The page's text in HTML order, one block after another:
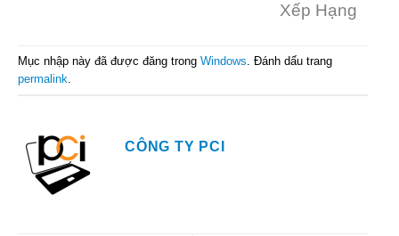
Xếp Hạng
Mục nhập này đã được đăng trong Windows . Đánh dấu trang
permalink
CÔNG TY PCI